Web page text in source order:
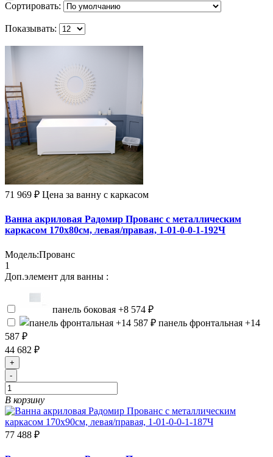
Сортировать:
Показывать:
71 969 ₽ Цена за ванну с каркасом
Ванна акриловая Радомир Прованс с металлическим
каркасом 170x80см, левая/правая, 1-01-0-0-1-192Ч
Модель:Прованс
1
Доп.элемент для ванны :
панель боковая +8 574 ₽
панель фронтальная +14
587 ₽
44 682 ₽
+
-
В корзину
77 488 ₽